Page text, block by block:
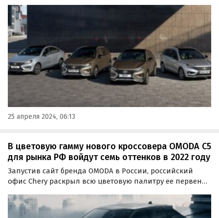
Татьяна Бакальчук рассказала о текущих переговорах с
«АвтоВАЗом» на эту тему во время международного…
25 апреля 2024, 06:13
В цветовую гамму нового кроссовера OMODA C5
для рынка РФ войдут семь оттенков в 2022 году
Запустив сайт бренда OMODA в России, российский
офис Chery раскрыл всю цветовую палитру ее первенца
осенью.